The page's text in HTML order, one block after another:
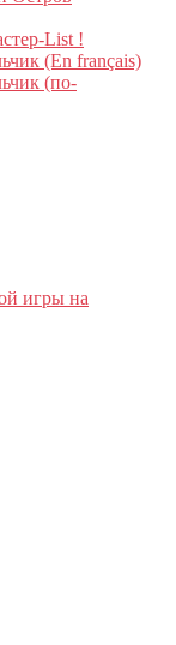
List !
(En français)
(по-
игры на